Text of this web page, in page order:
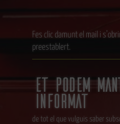
Fes clic damunt el mail i
preestablert.
Et podem
informat
de tot el que vulguis saber